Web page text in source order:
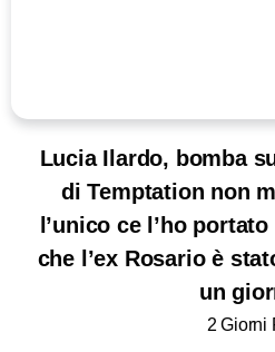
Lucia Ilardo, bomba
di Temptation non
l’unico ce l’ho
che l’ex Rosario è
un
2 Giorni